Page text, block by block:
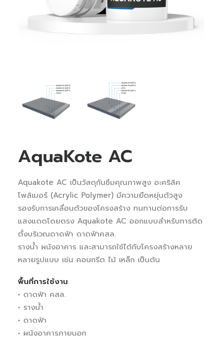
AquaKote AC
Aquakote AC เป็นวัสดุกันซึมคุณภาพสูง อะคริลิค
โพลิเมอร์ (Acrylic Polymer) มีความยืดหยุ่นตัวสูง
รองรับการเคลื่อนตัวของโครงสร้าง ทนทานต่อการรับ
แสงแดดโดยตรง Aquakote AC ออกแบบสำหรับการติด
ตั้งบริเวณดาดฟ้า ดาดฟ้าคสล.
รางน้ำ ผนังอาคาร และสามารถใช้ได้กับโครงสร้างหลาย
หลายรูปแบบ เช่น คอนกรีต ไม้ เหล็ก เป็นต้น
พื้นที่การใช้งาน
• ดาดฟ้า คสล.
• รางน้ำ
• ดาดฟ้า
• ผนังอาคารภายนอก